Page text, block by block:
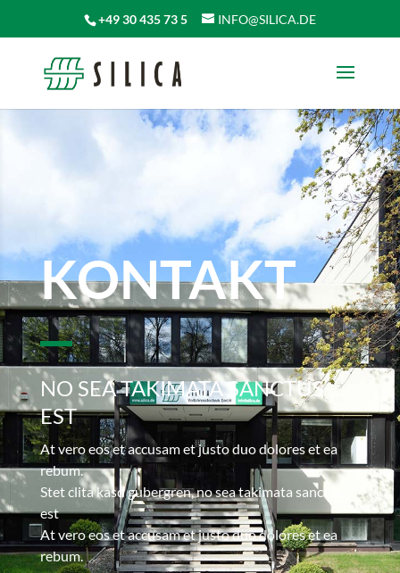
+49 30 435 73 5 INFO@SILICA.DE
KONTAKT
NO SEA TAKIMATA SANCTUS
EST
At vero eos et accusam et justo duo dolores et ea
rebum.
Stet clita kasd gubergren, no sea takimata sanctus
est
At vero eos et accusam et justo duo dolores et ea
rebum.